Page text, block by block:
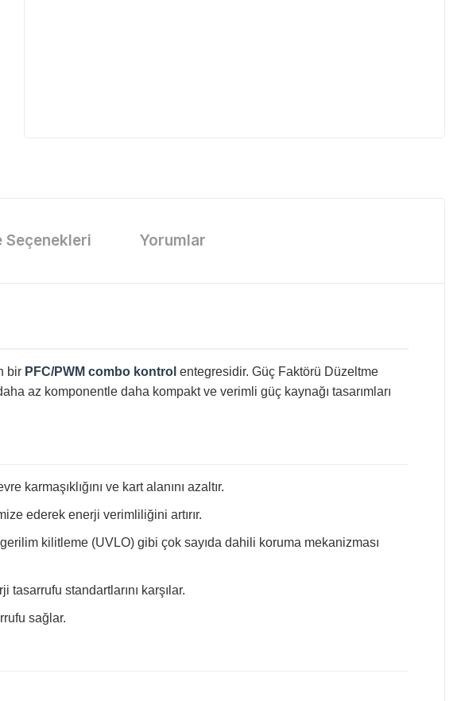
Seçenekleri Yorumlar
bir PFC/PWM combo kontrol entegresidir. Güç Faktörü Düzeltme
az komponentle daha kompakt ve verimli güç kaynağı tasarımları
karmaşıklığını ve kart alanını azaltır.
ederek enerji verimliliğini artırır.
gerilim kilitleme (UVLO) gibi çok sayıda dahili koruma mekanizması
standartlarını karşılar.
sağlar.